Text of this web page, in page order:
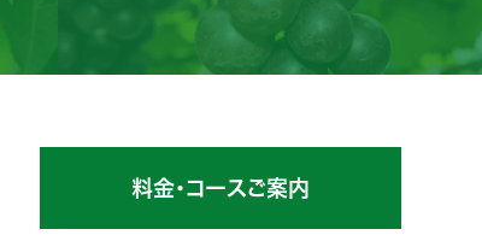
料金・コースご案内